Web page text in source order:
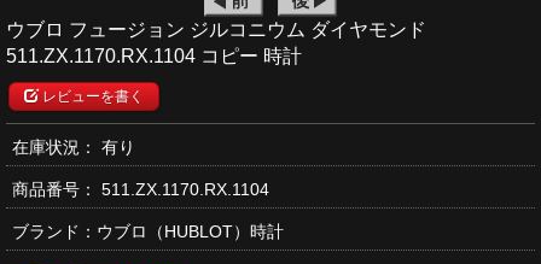
ウブロ フュージョン ジルコニウム ダイヤモンド
511.ZX.1170.RX.1104 コピー 時計
レビューを書く
在庫状況： 有り
商品番号： 511.ZX.1170.RX.1104
ブランド： ウブロ （HUBLOT）時計